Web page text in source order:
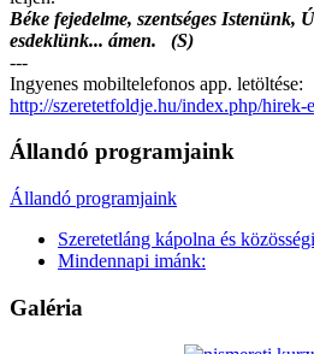
Béke fejedelme, szentséges Istenünk,
esdeklünk... ámen. (S)
---
Ingyenes mobiltelefonos app. letöltése:
http://szeretetfoldje.hu/index.php/hirek-
Állandó programjaink
Állandó programjaink
Szeretetláng kápolna és
Mindennapi imánk:
Galéria